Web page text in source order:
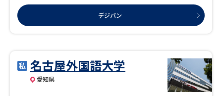
要素である舞台芸術の基礎を学びます。ミュージカルなど学内外での講演を積み、
舞台を創り上げる楽しさ、充実感や達成感を感じられる授業を通じて、様々な分野
で活躍できるアーティストへと導きます。 ・作曲コース 個人レッスンを基盤に、ク
ラシックから現代音楽、ポピュラー音楽、民族音楽まで、幅広い音楽的知識と作曲
ル技術と音を組み合わせて作品制作に取り組みます。最新の設備で、立体音響など
の先端のアートづくりを学ぶことができます。 ・電子オルガンコース 様々なジャン
ルの音楽を深く追求し、演奏技術を磨きます。その後は電子オルガンならではの創
作性の高さを活かして、段階的に創作活動へとステップアップしていきます。 ・ジ
ャズ・ポピュラーコース 巧みな奏法や様々なスタイルなど、現場で映えるパフォー
デジパン
名古屋外国語大学
愛知県